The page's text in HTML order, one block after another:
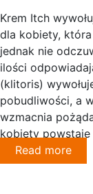
Krem Itch
dla kobiety,
jednak nie
ilości
(klitoris)
pobudliwości, a
wzmacnia
kobiety
Read more